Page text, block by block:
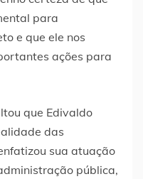
para
e que ele nos
ações para
que Edivaldo
das
sua atuação
pública,